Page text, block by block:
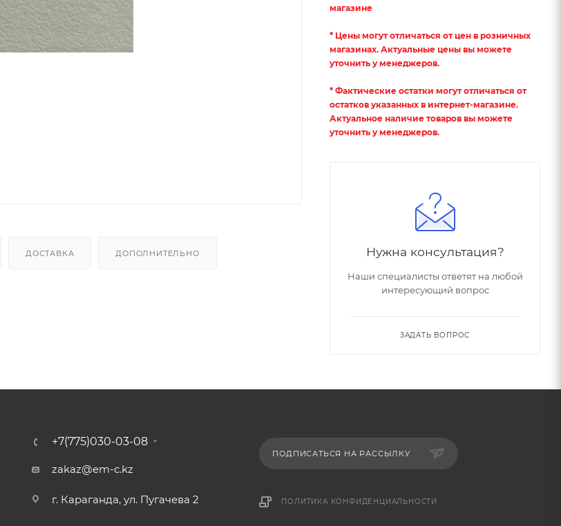
ДОСТАВКА ДОПОЛНИТЕЛЬНО
магазине
* Цены могут отличаться от цен в розничных
магазинах. Актуальные цены вы можете
уточнить у менеджеров.
* Фактические остатки могут отличаться от
остатков указанных в интернет-магазине.
Актуальное наличие товаров вы можете
уточнить у менеджеров.
Нужна консультация?
Наши специалисты ответят на любой
интересующий вопрос
ЗАДАТЬ ВОПРОС
+7(775)030-03-08
zakaz@em-c.kz
г. Караганда, ул. Пугачева 2
ПОДПИСАТЬСЯ НА РАССЫЛКУ
ПОЛИТИКА КОНФИДЕНЦИАЛЬНОСТИ